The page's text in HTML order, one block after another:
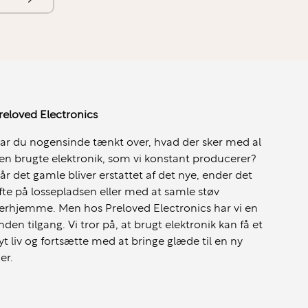
Electronics
du nogensinde tænkt over, hvad der sker med al
brugte elektronik, som vi konstant producerer?
det gamle bliver erstattet af det nye, ender det
på lossepladsen eller med at samle støv
Men hos Preloved Electronics har vi en
tilgang. Vi tror på, at brugt elektronik kan få et
liv og fortsætte med at bringe glæde til en ny